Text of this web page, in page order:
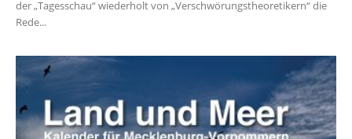
der „Tagesschau“ wiederholt von „Verschwörungstheoretikern“ die
Rede...